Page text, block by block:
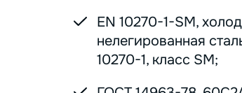
EN 10270-1-SM,
нелегированная
10270-1, класс SM;